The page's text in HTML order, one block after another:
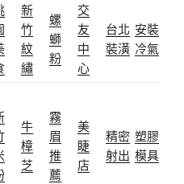
新
竹
紋
繡
螺
螄
粉
交
友
中
心
台北
裝潢
安裝
冷氣
牛
樟
芝
霧
眉
推
薦
美
睫
店
精密
射出
塑膠
模具